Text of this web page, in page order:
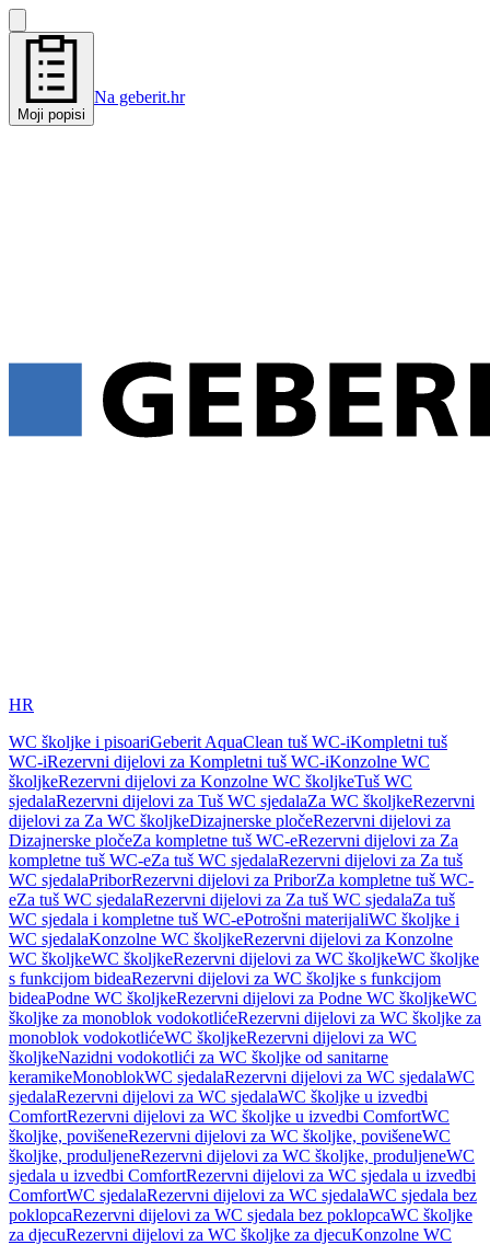
Moji popisi
Na geberit.hr
HR
WC školjke i pisoariGeberit AquaClean tuš WC-iKompletni tuš
WC-iRezervni dijelovi za Kompletni tuš WC-iKonzolne WC
školjkeRezervni dijelovi za Konzolne WC školjkeTuš WC
sjedalaRezervni dijelovi za Tuš WC sjedalaZa WC školjkeRezervni
dijelovi za Za WC školjkeDizajnerske pločeRezervni dijelovi za
Dizajnerske pločeZa kompletne tuš WC-eRezervni dijelovi za Za
kompletne tuš WC-eZa tuš WC sjedalaRezervni dijelovi za Za tuš
WC sjedalaPriborRezervni dijelovi za PriborZa kompletne tuš WC-
eZa tuš WC sjedalaRezervni dijelovi za Za tuš WC sjedalaZa tuš
WC sjedala i kompletne tuš WC-ePotrošni materijaliWC školjke i
WC sjedalaKonzolne WC školjkeRezervni dijelovi za Konzolne
WC školjkeWC školjkeRezervni dijelovi za WC školjkeWC školjke
s funkcijom bideaRezervni dijelovi za WC školjke s funkcijom
bideaPodne WC školjkeRezervni dijelovi za Podne WC školjkeWC
školjke za monoblok vodokotlićeRezervni dijelovi za WC školjke za
monoblok vodokotlićeWC školjkeRezervni dijelovi za WC
školjkeNazidni vodokotlići za WC školjke od sanitarne
keramikeMonoblokWC sjedalaRezervni dijelovi za WC sjedalaWC
sjedalaRezervni dijelovi za WC sjedalaWC školjke u izvedbi
ComfortRezervni dijelovi za WC školjke u izvedbi ComfortWC
školjke, povišeneRezervni dijelovi za WC školjke, povišeneWC
školjke, produljeneRezervni dijelovi za WC školjke, produljeneWC
sjedala u izvedbi ComfortRezervni dijelovi za WC sjedala u izvedbi
ComfortWC sjedalaRezervni dijelovi za WC sjedalaWC sjedala bez
poklopcaRezervni dijelovi za WC sjedala bez poklopcaWC školjke
za djecuRezervni dijelovi za WC školjke za djecuKonzolne WC